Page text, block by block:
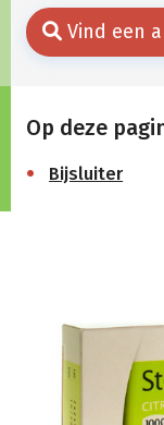
Vind een
Op deze
Bijsluiter